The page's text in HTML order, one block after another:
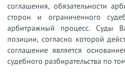
соглашения, обязательности
сторон и ограниченного
арбитражный процесс. Суды
позиции, согласно которой
соглашение является
судебного разбирательства по